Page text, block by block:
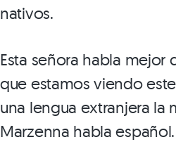
nativos.
Esta señora habla mejor
que estamos viendo
una lengua extranjera la
Marzenna habla español.